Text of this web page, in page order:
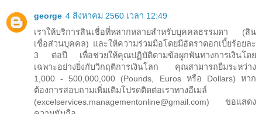
george 4 สิงหาคม 2560 เวลา 12:49
เราให้บริการสินเชื่อที่หลากหลายสำหรับบุคคลธรรมดา (สิน
เชื่อส่วนบุคคล) และให้ความร่วมมือโดยมีอัตราดอกเบี้ยร้อยละ
3 ต่อปี เพื่อช่วยให้คุณปฏิบัติตามข้อผูกพันทางการเงินโดย
เฉพาะอย่างยิ่งกับวิกฤติการเงินโลก คุณสามารถยืมระหว่าง
1,000 - 500,000,000 (Pounds, Euros หรือ Dollars) หาก
ต้องการสอบถามเพิ่มเติมโปรดติดต่อเราทางอีเมล์
(excelservices.managementonline@gmail.com) ขอแสดง